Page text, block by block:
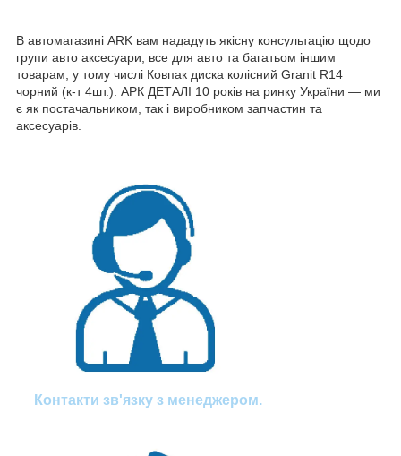
В автомагазині ARK вам нададуть якісну консультацію щодо
групи авто аксесуари, все для авто та багатьом іншим
товарам, у тому числі Ковпак диска колісний Granit R14
чорний (к-т 4шт.). АРК ДЕТАЛІ 10 років на ринку України — ми
є як постачальником, так і виробником запчастин та
аксесуарів.
Контакти зв'язку з менеджером.